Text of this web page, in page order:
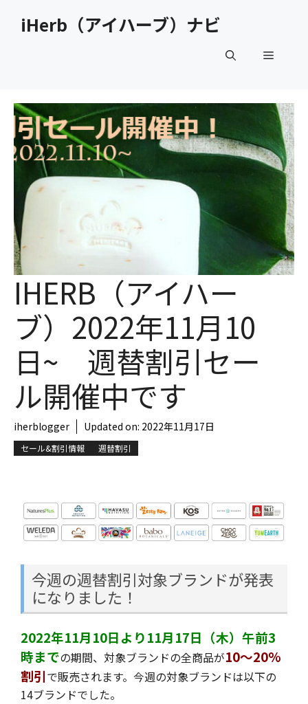
iHerb（アイハーブ）ナビ
メ
ュ
ー
IHERB（アイハー
ブ）2022年11月10
日~ 週替割引セー
ル開催中です
iherblogger Updated on: 2022年11月17日
セール&割引情報 週替割引
今週の週替割引対象ブランドが発表
になりました！
2022年11月10日より11月17日（木）午前3
時までの期間、対象ブランドの全商品が10～20%
割引で販売されます。今週の対象ブランドは以下の
14ブランドでした。